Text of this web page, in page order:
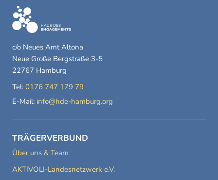
c/o Neues Amt Altona
Neue Große Bergstraße 3-5
22767 Hamburg
Tel: 0176 747 179 79
E-Mail: info@hde-hamburg.org
TRÄGERVERBUND
Über uns & Team
AKTIVOLI-Landesnetzwerk e.V.